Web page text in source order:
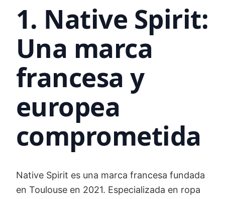
1. Native Spirit:
Una marca
francesa y
europea
comprometida
Native Spirit es una marca francesa fundada
en Toulouse en 2021. Especializada en ropa